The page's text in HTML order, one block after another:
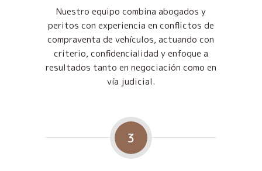
Nuestro equipo combina abogados y
peritos con experiencia en conflictos de
compraventa de vehículos, actuando con
criterio, confidencialidad y enfoque a
resultados tanto en negociación como en
vía judicial.
3